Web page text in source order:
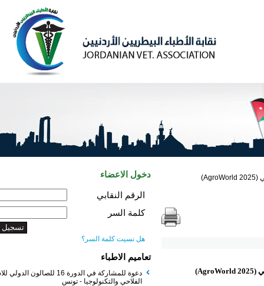
دخول الاعضاء
الرقم النقابي
كلمة السر
هل نسيت كلمة السر؟
تعاميم الاطباء
دعوة للمشاركة في الدورة 16 للصالون الدولي للاستثمار
الفلاحي والتكنولوجيا - تونس